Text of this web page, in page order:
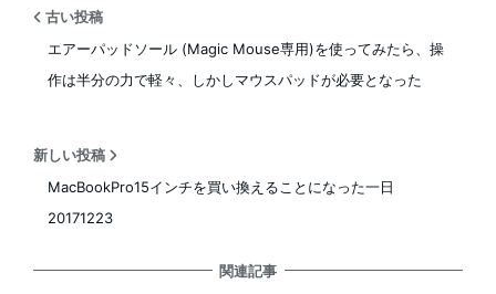
古い投稿
エアーパッドソール (Magic Mouse専用)を使ってみたら、操
作は半分の力で軽々、しかしマウスパッドが必要となった
新しい投稿
MacBookPro15インチを買い換えることになった一日
20171223
関連記事